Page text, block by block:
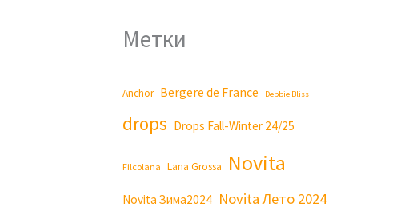
Метки
Anchor Bergere de France Debbie Bliss
drops Drops Fall-Winter 24/25
Filcolana Lana Grossa Novita
Novita Зима2024 Novita Лето 2024